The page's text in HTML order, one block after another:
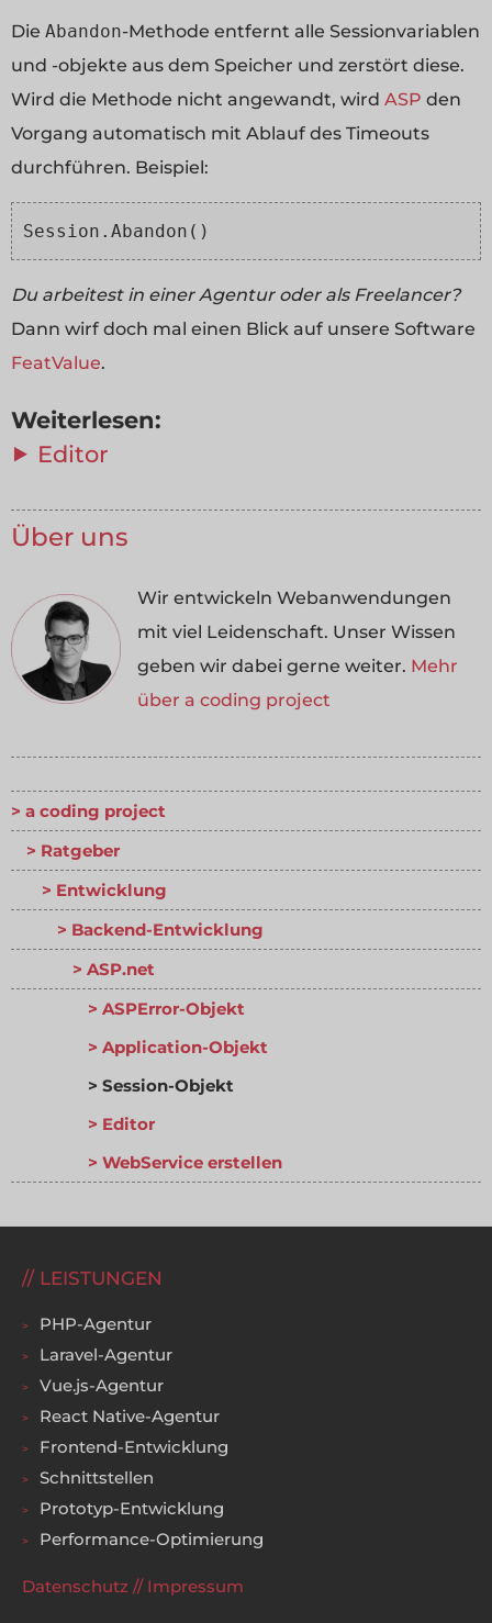
Die Abandon-Methode entfernt alle Sessionvariablen
und -objekte aus dem Speicher und zerstört diese.
Wird die Methode nicht angewandt, wird ASP den
Vorgang automatisch mit Ablauf des Timeouts
durchführen. Beispiel:
Session.Abandon()
Du arbeitest in einer Agentur oder als Freelancer?
Dann wirf doch mal einen Blick auf unsere Software
FeatValue.
Weiterlesen:
⯈ Editor
Über uns
Wir entwickeln Webanwendungen
mit viel Leidenschaft. Unser Wissen
geben wir dabei gerne weiter. Mehr
über a coding project
a coding project
Ratgeber
Entwicklung
Backend-Entwicklung
ASP.net
ASPError-Objekt
Application-Objekt
Session-Objekt
Editor
WebService erstellen
LEISTUNGEN
PHP-Agentur
Laravel-Agentur
Vue.js-Agentur
React Native-Agentur
Frontend-Entwicklung
Schnittstellen
Prototyp-Entwicklung
Performance-Optimierung
Datenschutz // Impressum